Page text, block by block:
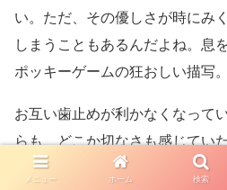
い。ただ、その優しさが時にみ
しまうこともあるんだよね。息
ポッキーゲームの狂おしい描写。
お互い歯止めが利かなくなって
らも、どこか切なさも感じてい
されて後から後悔が湧いてくる
メニュー ホーム 検索